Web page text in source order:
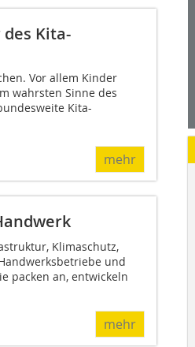
Kita-
Vor allem Kinder
wahrsten Sinne des
Kita-
mehr
Klimaschutz,
und
packen an, entwickeln
mehr